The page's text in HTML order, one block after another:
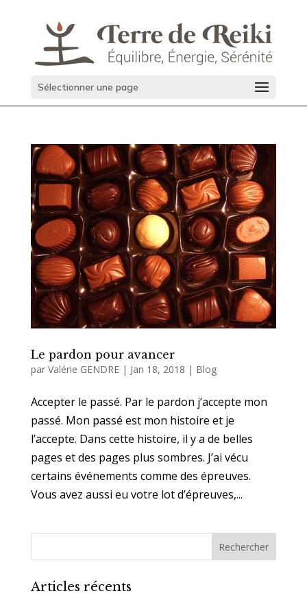
Sélectionner une page
Le pardon pour avancer
par Valérie GENDRE| Jan 18, 2018 | Blog
Accepter le passé. Par le pardon j’accepte mon
passé. Mon passé est mon histoire et je
l’accepte. Dans cette histoire, il y a de belles
pages et des pages plus sombres. J’ai vécu
certains événements comme des épreuves.
Vous avez aussi eu votre lot d’épreuves,...
Articles récents